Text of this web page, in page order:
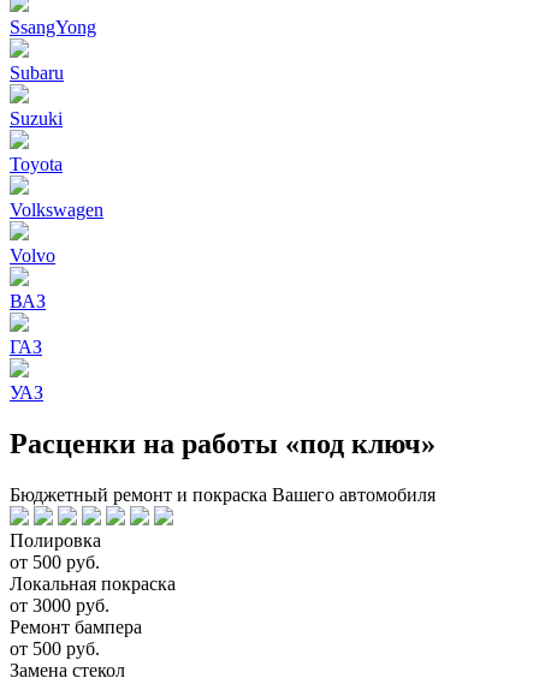
SsangYong
Subaru
Suzuki
Toyota
Volkswagen
Volvo
ВАЗ
ГАЗ
УАЗ
Расценки на работы «под ключ»
Бюджетный ремонт и покраска Вашего автомобиля
Полировка
от 500 руб.
Локальная покраска
от 3000 руб.
Ремонт бампера
от 500 руб.
Замена стекол